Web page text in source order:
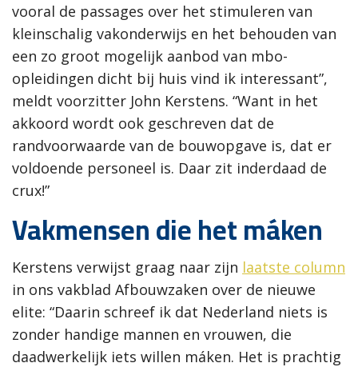
vooral de passages over het stimuleren van
kleinschalig vakonderwijs en het behouden van
een zo groot mogelijk aanbod van mbo-
opleidingen dicht bij huis vind ik interessant”,
meldt voorzitter John Kerstens. “Want in het
akkoord wordt ook geschreven dat de
randvoorwaarde van de bouwopgave is, dat er
voldoende personeel is. Daar zit inderdaad de
crux!”
Vakmensen die het máken
Kerstens verwijst graag naar zijn laatste column
in ons vakblad Afbouwzaken over de nieuwe
elite: “Daarin schreef ik dat Nederland niets is
zonder handige mannen en vrouwen, die
daadwerkelijk iets willen máken. Het is prachtig